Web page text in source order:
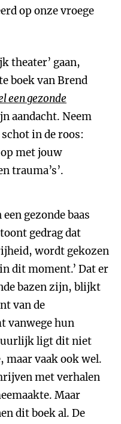
op onze vroege
theater’ gaan,
boek van Brend
een gezonde
aandacht. Neem
in de roos:
met jouw
trauma’s’.
gezonde baas
gedrag dat
wordt gekozen
dit moment.’ Dat er
bazen zijn, blijkt
van de
vanwege hun
ligt dit niet
maar vaak ook wel.
met verhalen
Maar
dit boek al. De